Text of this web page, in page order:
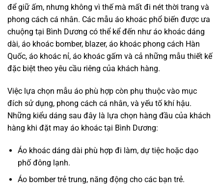
để giữ ấm, nhưng không vì thế mà mất đi nét thời trang và
phong cách cá nhân. Các mẫu áo khoác phổ biến được ưa
chuộng tại Bình Dương có thể kể đến như áo khoác dáng
dài, áo khoác bomber, blazer, áo khoác phong cách Hàn
Quốc, áo khoác nỉ, áo khoác gấm và cả những mẫu thiết kế
đặc biệt theo yêu cầu riêng của khách hàng.
Việc lựa chọn mẫu áo phù hợp còn phụ thuộc vào mục
đích sử dụng, phong cách cá nhân, và yếu tố khí hậu.
Những kiểu dáng sau đây là lựa chọn hàng đầu của khách
hàng khi đặt may áo khoác tại Bình Dương:
Áo khoác dáng dài phù hợp đi làm, dự tiệc hoặc dạo
phố đông lạnh.
Áo bomber trẻ trung, năng động cho các bạn trẻ.